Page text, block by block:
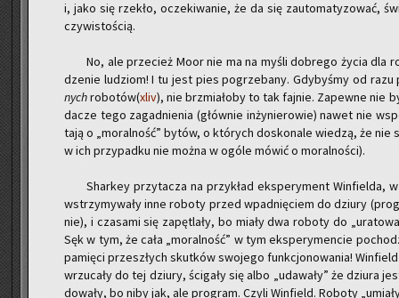
i, jako się rze­kło, ocze­ki­wa­nie, że da się zauto­ma­ty­zo­wać,
czy­wi­sto­ścią.
No, ale prze­cież Moor nie ma na myśli do­bre­go życia
dze­nie lu­dziom! I tu jest pies po­grze­ba­ny. Gdy­by­śmy od
nychro­bo­tów(xliv), nie brzmia­ło­by to tak faj­nie. Za­pew­ne nie
da­cze tego za­gad­nie­nia (głów­nie in­ży­nie­ro­wie) nawet nie
ta­ją o „mo­ral­ność” bytów, o któ­rych do­sko­na­le wie­dzą, że nie
w ich przy­pad­ku nie można w ogóle mówić o mo­ral­no­ści).
Shar­key przy­ta­cza na przy­kład eks­pe­ry­ment
wstrzy­my­wa­ły inne ro­bo­ty przed wpad­nię­ciem do dziu­ry
nie), i cza­sa­mi się za­pę­tla­ły, bo miały dwa ro­bo­ty do
Sęk w tym, że cała „mo­ral­ność” w tym eks­pe­ry­men­cie
pa­mię­ci prze­szłych skut­ków swo­je­go funk­cjo­no­wa­nia!
wrzu­ca­ły do tej dziu­ry, ści­ga­ły się albo „uda­wa­ły” że dziu­ra
do­wa­ły, bo niby jak, ale pro­gram. Czyli Win­field. Ro­bo­ty